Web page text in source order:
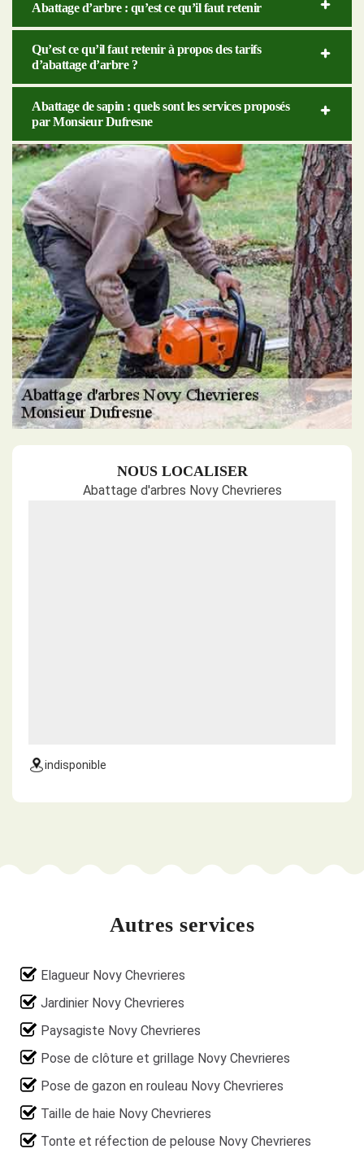
Abattage d’arbre : qu’est ce qu’il faut retenir
Qu’est ce qu’il faut retenir à propos des tarifs
d’abattage d’arbre ?
Abattage de sapin : quels sont les services proposés
par Monsieur Dufresne
NOUS LOCALISER
Abattage d'arbres Novy Chevrieres
indisponible
Autres services
Elagueur Novy Chevrieres
Jardinier Novy Chevrieres
Paysagiste Novy Chevrieres
Pose de clôture et grillage Novy Chevrieres
Pose de gazon en rouleau Novy Chevrieres
Taille de haie Novy Chevrieres
Tonte et réfection de pelouse Novy Chevrieres